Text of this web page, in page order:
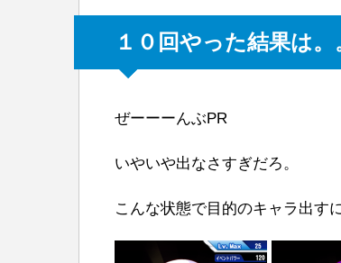
１０回やった結果は。
ぜーーーんぶPR
いやいや出なさすぎだろ。
こんな状態で目的のキャラ出す